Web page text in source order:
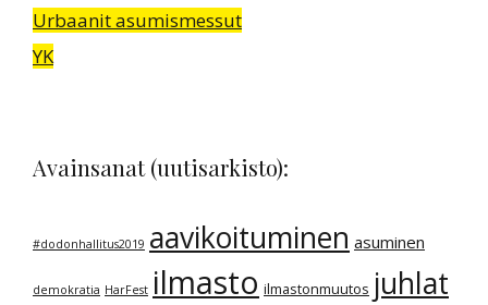
Urbaanit asumismessut
YK
Avainsanat (uutisarkisto):
#dodonhallitus2019 aavikoituminen asuminen
demokratia HarFest ilmasto ilmastonmuutos juhlat